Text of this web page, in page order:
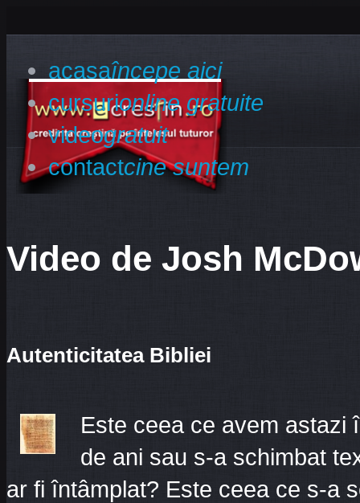
acasaîncepe aici
cursurionline gratuite
videogratuit
contactcine suntem
Video de Josh
Autenticitatea Bibliei
Este ceea ce avem astazi
de ani sau s-a schimbat
ar fi întâmplat? Este ceea ce s-a